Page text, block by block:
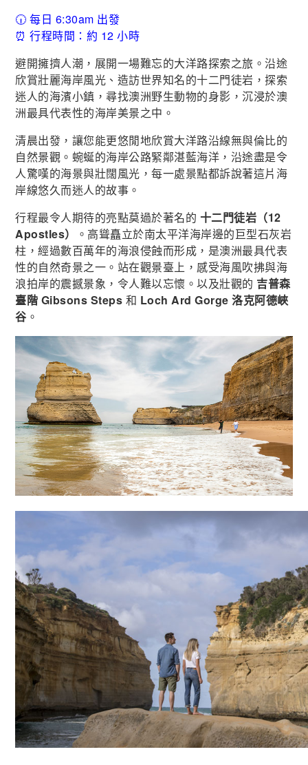
🕡 每日 6:30am 出發
⏰ 行程時間：約 12 小時
避開擁擠人潮，展開一場難忘的大洋路探索之旅。沿途
欣賞壯麗海岸風光、造訪世界知名的十二門徒岩，探索
迷人的海濱小鎮，尋找澳洲野生動物的身影，沉浸於澳
洲最具代表性的海岸美景之中。
清晨出發，讓您能更悠閒地欣賞大洋路沿線無與倫比的
自然景觀。蜿蜒的海岸公路緊鄰湛藍海洋，沿途盡是令
人驚嘆的海景與壯闊風光，每一處景點都訴說著這片海
岸線悠久而迷人的故事。
行程最令人期待的亮點莫過於著名的 十二門徒岩（12
Apostles）
。高聳矗立於南太平洋海岸邊的巨型石灰岩
柱，經過數百萬年的海浪侵蝕而形成，是澳洲最具代表
性的自然奇景之一。站在觀景臺上，感受海風吹拂與海
浪拍岸的震撼景象，令人難以忘懷。以及壯觀的 吉普森
臺階 Gibsons Steps 和 Loch Ard Gorge 洛克阿德峽
谷 。